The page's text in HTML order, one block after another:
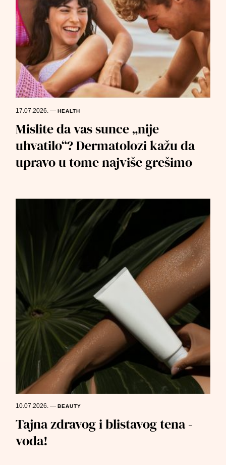
17.07.2026.—HEALTH
Mislite da vas sunce „nije
uhvatilo“? Dermatolozi kažu da
upravo u tome najviše grešimo
10.07.2026.—BEAUTY
Tajna zdravog i blistavog tena -
voda!